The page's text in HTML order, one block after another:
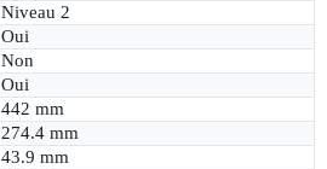
Niveau 2
Oui
Non
Oui
442 mm
274.4 mm
43.9 mm